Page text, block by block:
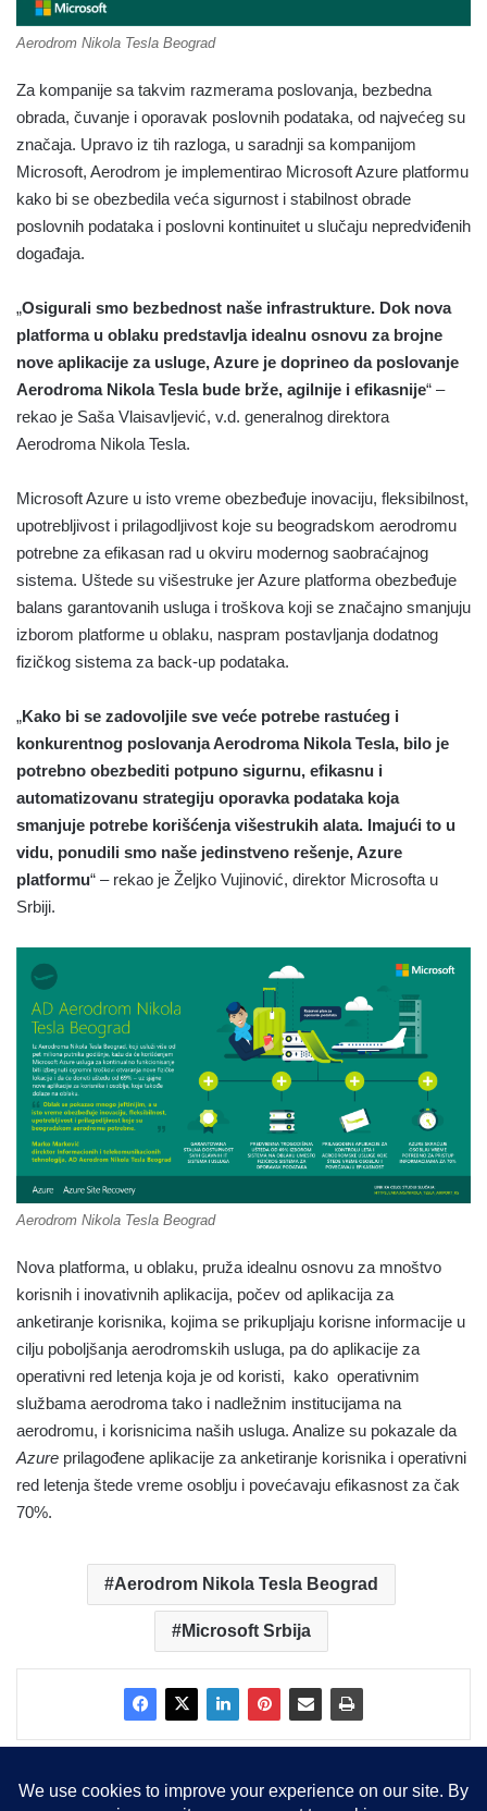
Aerodrom Nikola Tesla Beograd
Za kompanije sa takvim razmerama poslovanja, bezbedna
obrada, čuvanje i oporavak poslovnih podataka, od najvećeg su
značaja. Upravo iz tih razloga, u saradnji sa kompanijom
Microsoft, Aerodrom je implementirao Microsoft Azure platformu
kako bi se obezbedila veća sigurnost i stabilnost obrade
poslovnih podataka i poslovni kontinuitet u slučaju nepredviđenih
događaja.
„Osigurali smo bezbednost naše infrastrukture. Dok nova
platforma u oblaku predstavlja idealnu osnovu za brojne
nove aplikacije za usluge, Azure je doprineo da poslovanje
Aerodroma Nikola Tesla bude brže, agilnije i efikasnije“ –
rekao je Saša Vlaisavljević, v.d. generalnog direktora
Aerodroma Nikola Tesla.
Microsoft Azure u isto vreme obezbeđuje inovaciju, fleksibilnost,
upotrebljivost i prilagodljivost koje su beogradskom aerodromu
potrebne za efikasan rad u okviru modernog saobraćajnog
sistema. Uštede su višestruke jer Azure platforma obezbeđuje
balans garantovanih usluga i troškova koji se značajno smanjuju
izborom platforme u oblaku, naspram postavljanja dodatnog
fizičkog sistema za back-up podataka.
„Kako bi se zadovoljile sve veće potrebe rastućeg i
konkurentnog poslovanja Aerodroma Nikola Tesla, bilo je
potrebno obezbediti potpuno sigurnu, efikasnu i
automatizovanu strategiju oporavka podataka koja
smanjuje potrebe korišćenja višestrukih alata. Imajući to u
vidu, ponudili smo naše jedinstveno rešenje, Azure
platformu“ – rekao je Željko Vujinović, direktor Microsofta u
Srbiji.
Aerodrom Nikola Tesla Beograd
Nova platforma, u oblaku, pruža idealnu osnovu za mnoštvo
korisnih i inovativnih aplikacija, počev od aplikacija za
anketiranje korisnika, kojima se prikupljaju korisne informacije u
cilju poboljšanja aerodromskih usluga, pa do aplikacije za
operativni red letenja koja je od koristi, kako operativnim
službama aerodroma tako i nadležnim institucijama na
aerodromu, i korisnicima naših usluga. Analize su pokazale da
Azure prilagođene aplikacije za anketiranje korisnika i operativni
red letenja štede vreme osoblju i povećavaju efikasnost za čak
70%.
Aerodrom Nikola Tesla Beograd
Microsoft Srbija